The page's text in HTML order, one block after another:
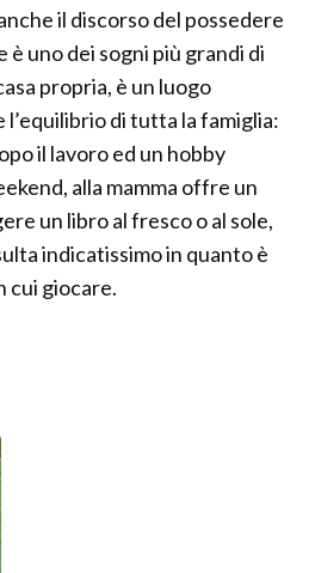
il discorso del possedere
è uno dei sogni più grandi di
propria, è un luogo
l’equilibrio di tutta la famiglia:
il lavoro ed un hobby
alla mamma offre un
un libro al fresco o al sole,
indicatissimo in quanto è
cui giocare.